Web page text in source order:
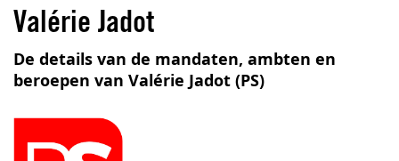
Valérie Jadot
De details van de mandaten, ambten en
beroepen van Valérie Jadot (PS)